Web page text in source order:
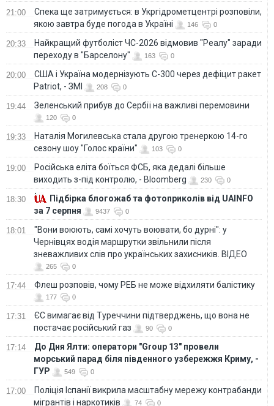
21:00
Спека ще затримується: в Укргідрометцентрі розповіли,
якою завтра буде погода в Україні
146 0
20:33
Найкращий футболіст ЧС-2026 відмовив "Реалу" заради
переходу в "Барселону"
163 0
20:00
США і Україна модернізують С-300 через дефіцит ракет
Patriot, - ЗМІ
208 0
19:44 Зеленський прибув до Сербії на важливі перемовини
120 0
19:33
Наталія Могилевська стала другою тренеркою 14-го
сезону шоу "Голос країни"
103 0
19:00
Російська еліта боїться ФСБ, яка дедалі більше
виходить з-під контролю, - Bloomberg
230 0
18:30
Підбірка блогожаб та фотоприколів від UAINFO
за 7 серпня
9437 0
18:01
"Вони воюють, самі хочуть воювати, бо дурні": у
Чернівцях водія маршрутки звільнили після
зневажливих слів про українських захисників. ВІДЕО
265 0
17:44 Флеш розповів, чому РЕБ не може відхиляти балістику
177 0
17:31
ЄС вимагає від Туреччини підтверджень, що вона не
постачає російський газ
90 0
17:14
До Дня Ялти: оператори "Group 13" провели
морський парад біля південного узбережжя Криму, -
ГУР
549 0
17:00
Поліція Іспанії викрила масштабну мережу контрабанди
мігрантів і наркотиків
74 0